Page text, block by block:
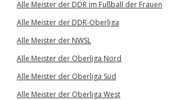
Alle Meister der DDR im Fußball der Frauen
Alle Meister der DDR-Oberliga
Alle Meister der NWSL
Alle Meister der Oberliga Nord
Alle Meister der Oberliga Süd
Alle Meister der Oberliga West